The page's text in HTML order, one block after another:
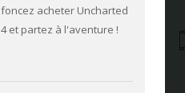
foncez acheter Uncharted
4 et partez à l'aventure !